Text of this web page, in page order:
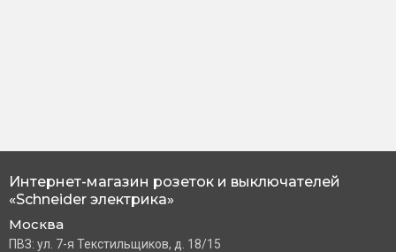
Интернет-магазин розеток и выключателей
«Schneider электрика»
Москва
ПВЗ: ул. 7-я Текстильщиков, д. 18/15